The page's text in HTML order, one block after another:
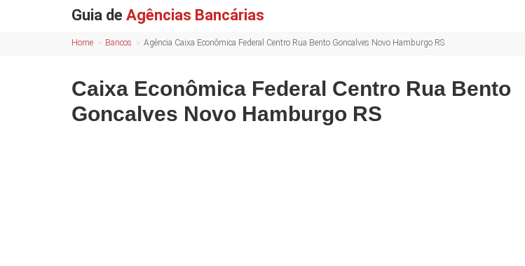
Guia de Agências Bancárias
Home Bancos Agência Caixa Econômica Federal Centro Rua Bento Goncalves Novo Hamburgo RS
Caixa Econômica Federal Centro Rua Bento
Goncalves Novo Hamburgo RS